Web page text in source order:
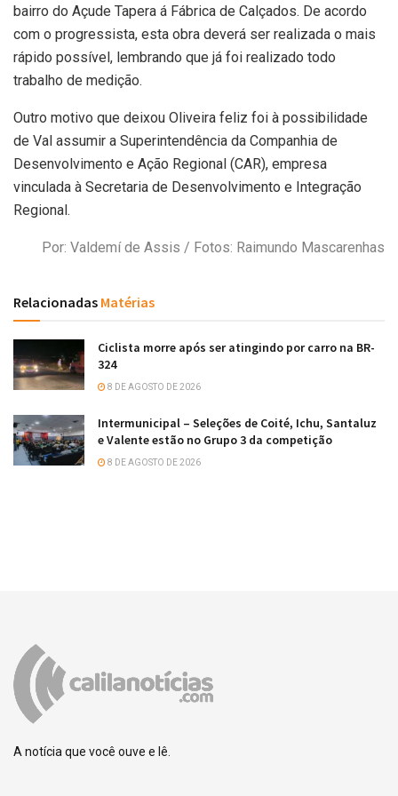
bairro do Açude Tapera á Fábrica de Calçados. De acordo
com o progressista, esta obra deverá ser realizada o mais
rápido possível, lembrando que já foi realizado todo
trabalho de medição.
Outro motivo que deixou Oliveira feliz foi à possibilidade
de Val assumir a Superintendência da Companhia de
Desenvolvimento e Ação Regional (CAR), empresa
vinculada à Secretaria de Desenvolvimento e Integração
Regional.
Por: Valdemí de Assis / Fotos: Raimundo Mascarenhas
Relacionadas Matérias
Ciclista morre após ser atingindo por carro na BR-
324
8 DE AGOSTO DE 2026
Intermunicipal – Seleções de Coité, Ichu, Santaluz
e Valente estão no Grupo 3 da competição
8 DE AGOSTO DE 2026
A notícia que você ouve e lê.